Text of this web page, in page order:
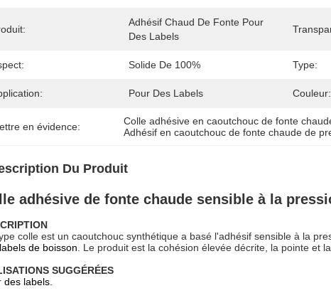
Adhésif Chaud De Fonte Pour
Des Labels
Solide De 100% Type:
Pour Des Labels Couleur:
en évidence: Colle adhésive en caoutchouc de fonte
Adhésif en caoutchouc de fonte chaude de
Du Produit
adhésive de fonte chaude sensible à la
colle est un caoutchouc synthétique a basé l'adhésif sensible à la
de boisson . Le produit est la cohésion élevée décrite, la pointe et
SUGGÉRÉES
des labels.